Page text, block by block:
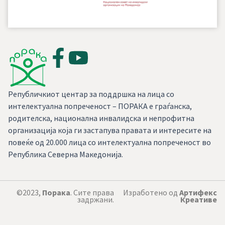
Републичкиот центар за поддршка на лица со
интелектуална попреченост – ПОРАКА е граѓанска,
родителска, национална инвалидска и непрофитна
организација која ги застапува правата и интересите на
повеќе од 20.000 лица со интелектуална попреченост во
Република Северна Македонија.
©2023, Порака. Сите права
задржани.
Изработено од Артифекс
Креативе